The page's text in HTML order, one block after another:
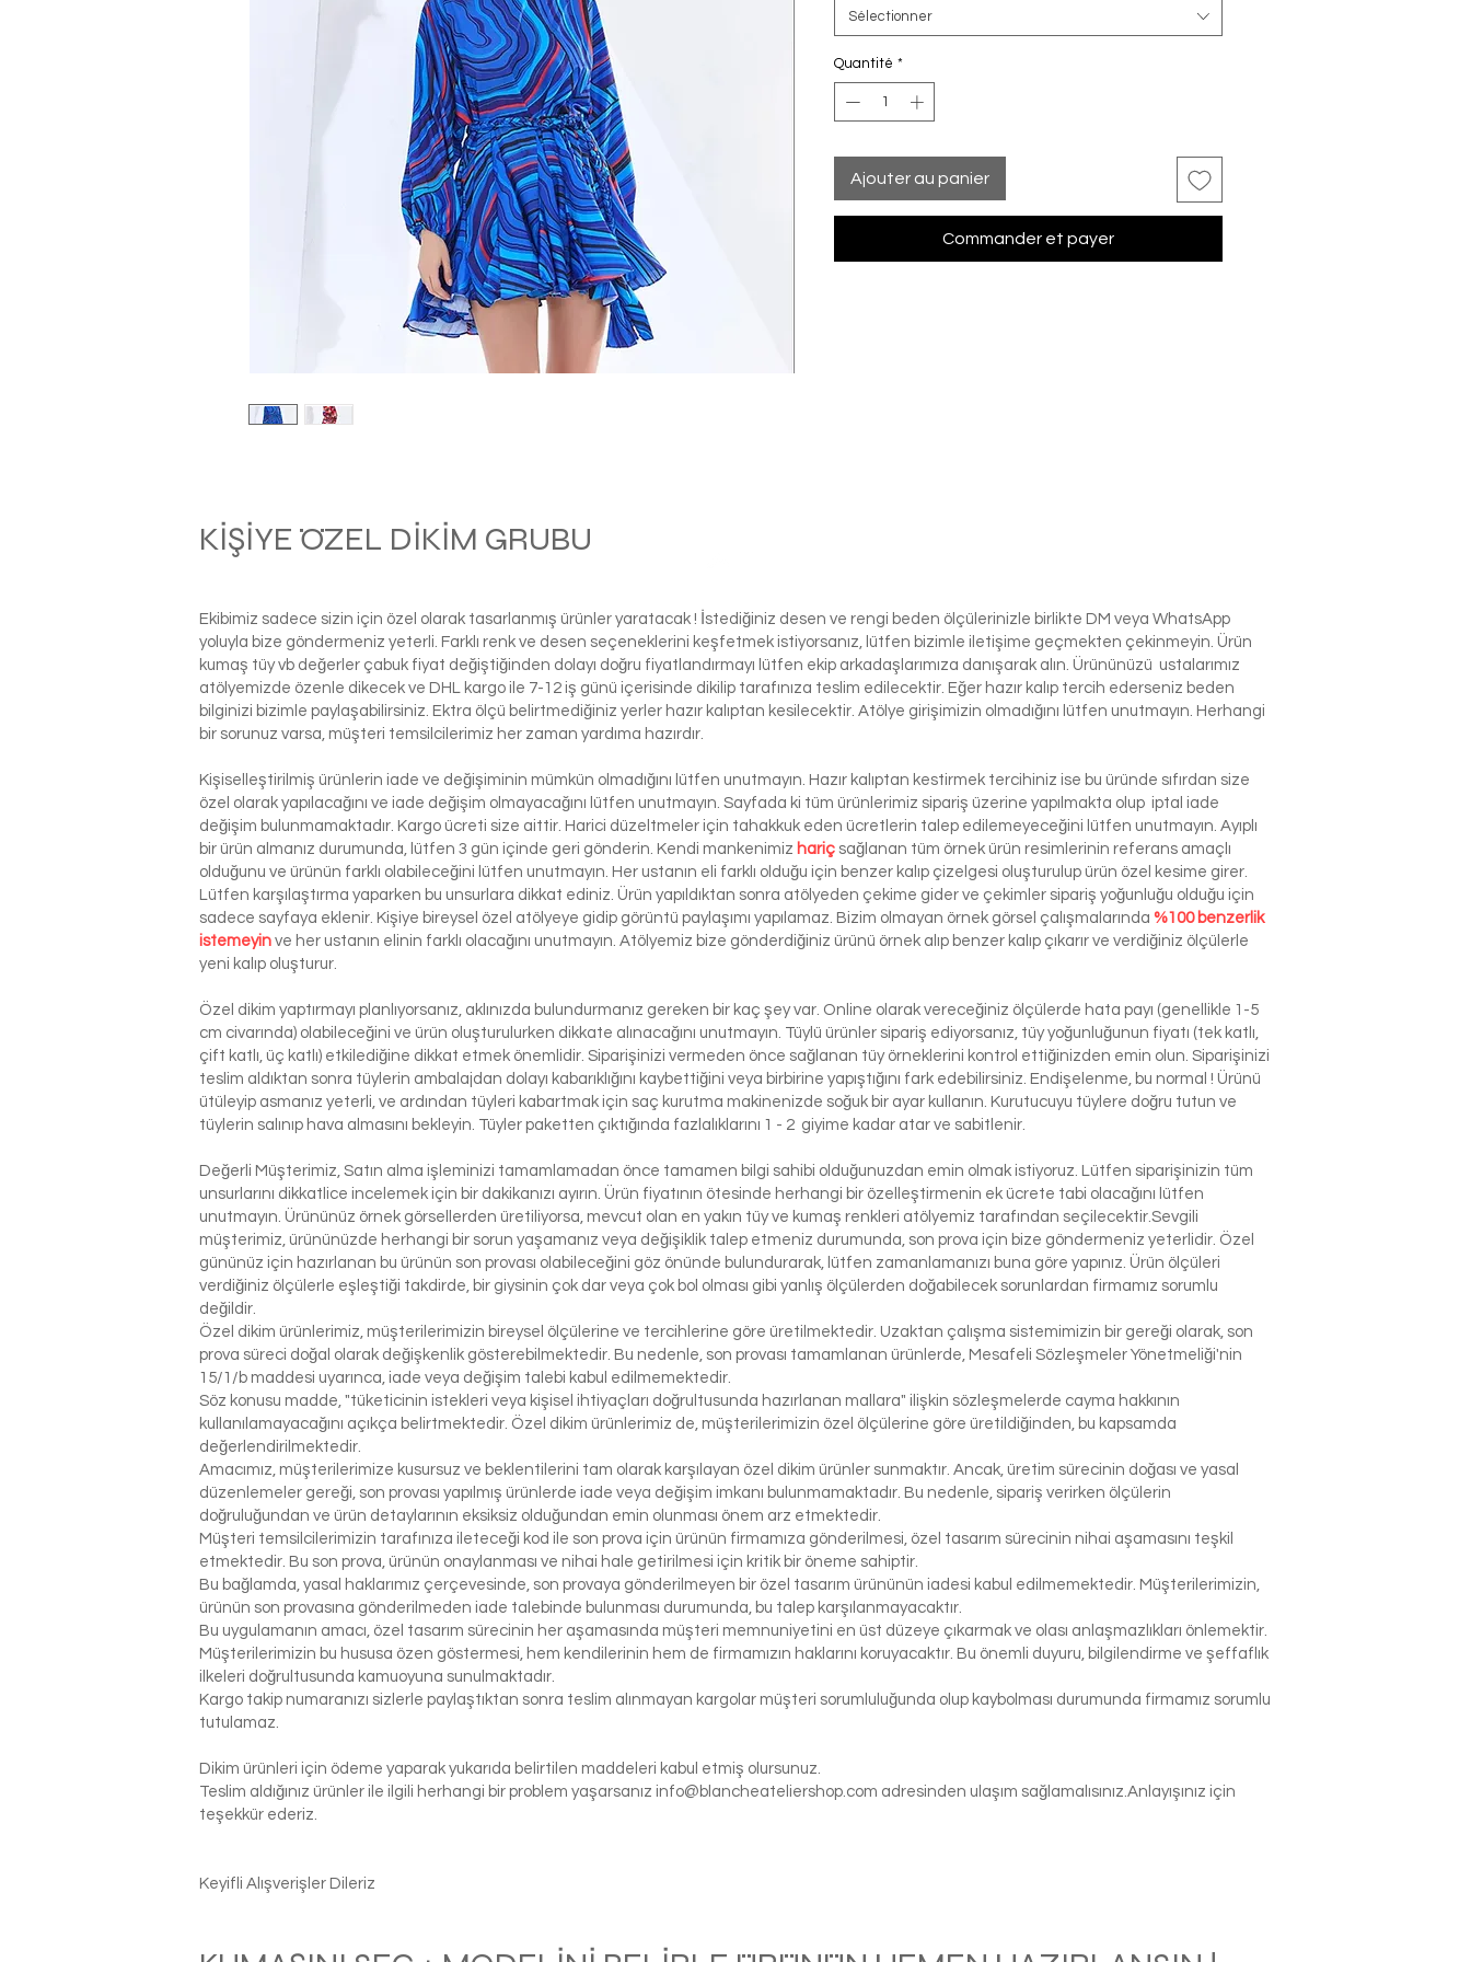
Sélectionner
Quantité *
Ajouter au panier
Commander et payer
KİŞİYE ÖZEL DİKİM GRUBU
Ekibimiz sadece sizin için özel olarak tasarlanmış ürünler yaratacak ! İstediğiniz desen ve rengi beden ölçülerinizle birlikte DM veya WhatsApp
yoluyla bize göndermeniz yeterli. Farklı renk ve desen seçeneklerini keşfetmek istiyorsanız, lütfen bizimle iletişime geçmekten çekinmeyin. Ürün
kumaş tüy vb değerler çabuk fiyat değiştiğinden dolayı doğru fiyatlandırmayı lütfen ekip arkadaşlarımıza danışarak alın. Ürününüzü ustalarımız
atölyemizde özenle dikecek ve DHL kargo ile 7-12 iş günü içerisinde dikilip tarafınıza teslim edilecektir. Eğer hazır kalıp tercih ederseniz beden
bilginizi bizimle paylaşabilirsiniz. Ektra ölçü belirtmediğiniz yerler hazır kalıptan kesilecektir. Atölye girişimizin olmadığını lütfen unutmayın. Herhangi
bir sorunuz varsa, müşteri temsilcilerimiz her zaman yardıma hazırdır.
Kişiselleştirilmiş ürünlerin iade ve değişiminin mümkün olmadığını lütfen unutmayın. Hazır kalıptan kestirmek tercihiniz ise bu üründe sıfırdan size
özel olarak yapılacağını ve iade değişim olmayacağını lütfen unutmayın. Sayfada ki tüm ürünlerimiz sipariş üzerine yapılmakta olup iptal iade
değişim bulunmamaktadır. Kargo ücreti size aittir. Harici düzeltmeler için tahakkuk eden ücretlerin talep edilemeyeceğini lütfen unutmayın. Ayıplı
bir ürün almanız durumunda, lütfen 3 gün içinde geri gönderin. Kendi mankenimiz hariç sağlanan tüm örnek ürün resimlerinin referans amaçlı
olduğunu ve ürünün farklı olabileceğini lütfen unutmayın. Her ustanın eli farklı olduğu için benzer kalıp çizelgesi oluşturulup ürün özel kesime girer.
Lütfen karşılaştırma yaparken bu unsurlara dikkat ediniz. Ürün yapıldıktan sonra atölyeden çekime gider ve çekimler sipariş yoğunluğu olduğu için
sadece sayfaya eklenir. Kişiye bireysel özel atölyeye gidip görüntü paylaşımı yapılamaz. Bizim olmayan örnek görsel çalışmalarında %100 benzerlik
istemeyin ve her ustanın elinin farklı olacağını unutmayın. Atölyemiz bize gönderdiğiniz ürünü örnek alıp benzer kalıp çıkarır ve verdiğiniz ölçülerle
yeni kalıp oluşturur.
Özel dikim yaptırmayı planlıyorsanız, aklınızda bulundurmanız gereken bir kaç şey var. Online olarak vereceğiniz ölçülerde hata payı (genellikle 1-5
cm civarında) olabileceğini ve ürün oluşturulurken dikkate alınacağını unutmayın. Tüylü ürünler sipariş ediyorsanız, tüy yoğunluğunun fiyatı (tek katlı,
çift katlı, üç katlı) etkilediğine dikkat etmek önemlidir. Siparişinizi vermeden önce sağlanan tüy örneklerini kontrol ettiğinizden emin olun. Siparişinizi
teslim aldıktan sonra tüylerin ambalajdan dolayı kabarıklığını kaybettiğini veya birbirine yapıştığını fark edebilirsiniz. Endişelenme, bu normal ! Ürünü
ütüleyip asmanız yeterli, ve ardından tüyleri kabartmak için saç kurutma makinenizde soğuk bir ayar kullanın. Kurutucuyu tüylere doğru tutun ve
tüylerin salınıp hava almasını bekleyin. Tüyler paketten çıktığında fazlalıklarını 1 - 2 giyime kadar atar ve sabitlenir.
Değerli Müşterimiz, Satın alma işleminizi tamamlamadan önce tamamen bilgi sahibi olduğunuzdan emin olmak istiyoruz. Lütfen siparişinizin tüm
unsurlarını dikkatlice incelemek için bir dakikanızı ayırın. Ürün fiyatının ötesinde herhangi bir özelleştirmenin ek ücrete tabi olacağını lütfen
unutmayın. Ürününüz örnek görsellerden üretiliyorsa, mevcut olan en yakın tüy ve kumaş renkleri atölyemiz tarafından seçilecektir.Sevgili
müşterimiz, ürününüzde herhangi bir sorun yaşamanız veya değişiklik talep etmeniz durumunda, son prova için bize göndermeniz yeterlidir. Özel
gününüz için hazırlanan bu ürünün son provası olabileceğini göz önünde bulundurarak, lütfen zamanlamanızı buna göre yapınız. Ürün ölçüleri
verdiğiniz ölçülerle eşleştiği takdirde, bir giysinin çok dar veya çok bol olması gibi yanlış ölçülerden doğabilecek sorunlardan firmamız sorumlu
değildir.
Özel dikim ürünlerimiz, müşterilerimizin bireysel ölçülerine ve tercihlerine göre üretilmektedir. Uzaktan çalışma sistemimizin bir gereği olarak, son
prova süreci doğal olarak değişkenlik gösterebilmektedir. Bu nedenle, son provası tamamlanan ürünlerde, Mesafeli Sözleşmeler Yönetmeliği'nin
15/1/b maddesi uyarınca, iade veya değişim talebi kabul edilmemektedir.
Söz konusu madde, "tüketicinin istekleri veya kişisel ihtiyaçları doğrultusunda hazırlanan mallara" ilişkin sözleşmelerde cayma hakkının
kullanılamayacağını açıkça belirtmektedir. Özel dikim ürünlerimiz de, müşterilerimizin özel ölçülerine göre üretildiğinden, bu kapsamda
değerlendirilmektedir.
Amacımız, müşterilerimize kusursuz ve beklentilerini tam olarak karşılayan özel dikim ürünler sunmaktır. Ancak, üretim sürecinin doğası ve yasal
düzenlemeler gereği, son provası yapılmış ürünlerde iade veya değişim imkanı bulunmamaktadır. Bu nedenle, sipariş verirken ölçülerin
doğruluğundan ve ürün detaylarının eksiksiz olduğundan emin olunması önem arz etmektedir.
Müşteri temsilcilerimizin tarafınıza ileteceği kod ile son prova için ürünün firmamıza gönderilmesi, özel tasarım sürecinin nihai aşamasını teşkil
etmektedir. Bu son prova, ürünün onaylanması ve nihai hale getirilmesi için kritik bir öneme sahiptir.
Bu bağlamda, yasal haklarımız çerçevesinde, son provaya gönderilmeyen bir özel tasarım ürününün iadesi kabul edilmemektedir. Müşterilerimizin,
ürünün son provasına gönderilmeden iade talebinde bulunması durumunda, bu talep karşılanmayacaktır.
Bu uygulamanın amacı, özel tasarım sürecinin her aşamasında müşteri memnuniyetini en üst düzeye çıkarmak ve olası anlaşmazlıkları önlemektir.
Müşterilerimizin bu hususa özen göstermesi, hem kendilerinin hem de firmamızın haklarını koruyacaktır. Bu önemli duyuru, bilgilendirme ve şeffaflık
ilkeleri doğrultusunda kamuoyuna sunulmaktadır.
Kargo takip numaranızı sizlerle paylaştıktan sonra teslim alınmayan kargolar müşteri sorumluluğunda olup kaybolması durumunda firmamız sorumlu
tutulamaz.
Dikim ürünleri için ödeme yaparak yukarıda belirtilen maddeleri kabul etmiş olursunuz.
Teslim aldığınız ürünler ile ilgili herhangi bir problem yaşarsanız info@blancheateliershop.com adresinden ulaşım sağlamalısınız.Anlayışınız için
teşekkür ederiz.
Keyifli Alışverişler Dileriz